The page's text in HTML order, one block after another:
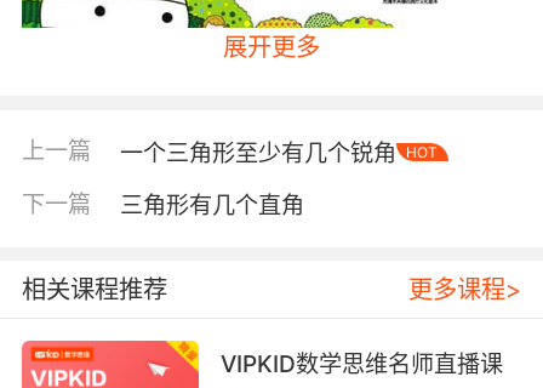
内容简介
展开更多
上一篇 一个三角形至少有几个锐角 HOT
下一篇 三角形有几个直角
相关课程推荐 更多课程>
VIPKID数学思维名师直播课